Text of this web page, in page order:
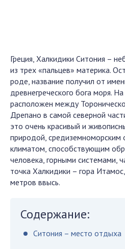
Греция, Халкидики Ситония –
из трех «пальцев» материка.
роде, название получил от
древнегреческого бога моря.
расположен между
Дрепано в самой северной
это очень красивый и
природой, средиземноморским
климатом, способствующим
человека, горными системами,
точка Халкидики – гора
метров ввысь.
Содержание:
Ситония – место отдыха